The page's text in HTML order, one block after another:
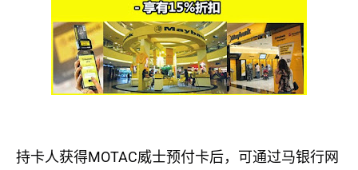
持卡人获得MOTAC威士预付卡后，可通过马银行网